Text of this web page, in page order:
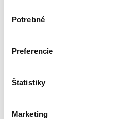
súhlasu
Potrebné
Preferencie
Štatistiky
Marketing